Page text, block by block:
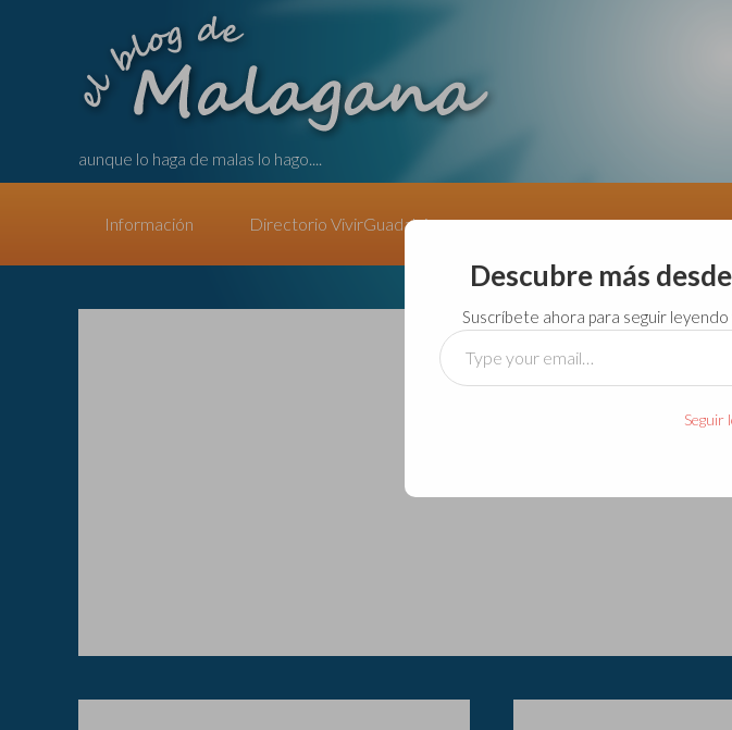
aunque lo haga de malas lo hago....
Información Directorio VivirGuadalajara
Descubre más
Suscríbete ahora para seguir
Type
your
Seguir